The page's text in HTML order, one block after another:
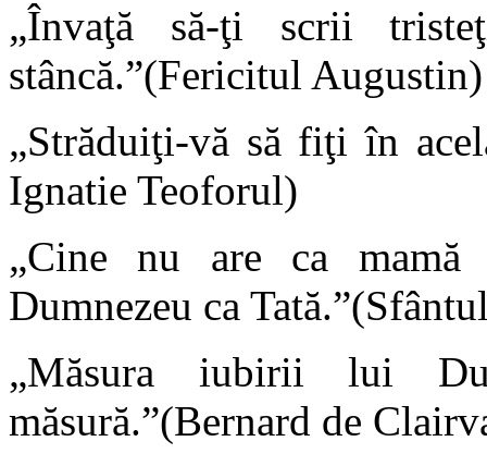
„Învaţă să-ţi scrii
stâncă.”(Fericitul Augustin)
„Străduiţi-vă să fiţi în
Ignatie Teoforul)
„Cine nu are ca
Dumnezeu ca
„Măsura iubirii lui
măsură.”(Bernard de